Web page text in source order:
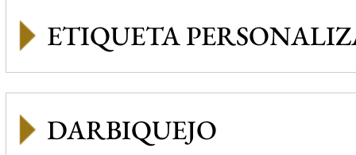
ETIQUETA
DARBIQUEJO